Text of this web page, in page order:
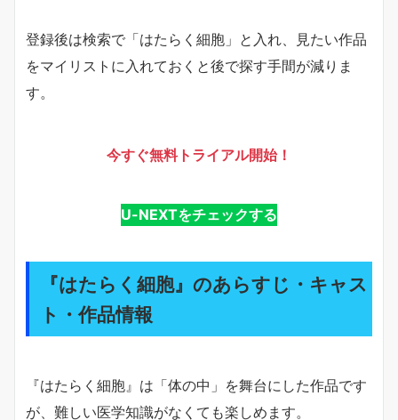
登録後は検索で「はたらく細胞」と入れ、見たい作品
をマイリストに入れておくと後で探す手間が減りま
す。
今すぐ無料トライアル開始！
U-NEXTをチェックする
『はたらく細胞』のあらすじ・キャス
ト・作品情報
『はたらく細胞』は「体の中」を舞台にした作品です
が、難しい医学知識がなくても楽しめます。